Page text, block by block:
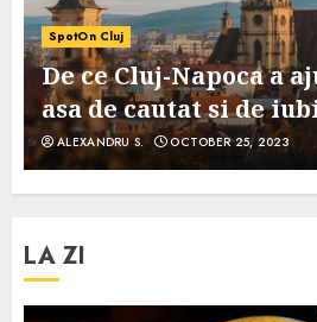
SpotOn Cluj
De ce Cluj-Napoca a
asa de cautat si de
ALEXANDRU S. OCTOBER 25, 2023
LA ZI